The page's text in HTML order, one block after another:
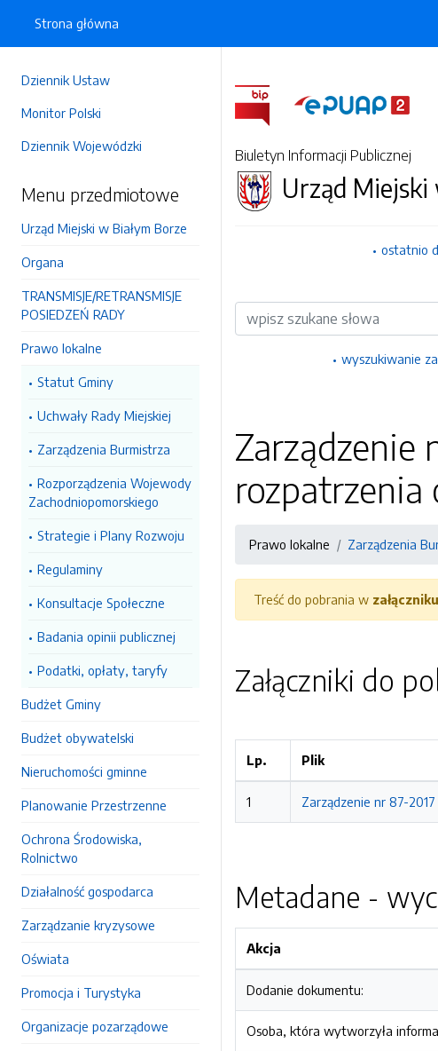
Dziennik Ustaw
Monitor Polski
Dziennik Wojewódzki
Menu przedmiotowe
Urząd Miejski w Białym Borze
Organa
TRANSMISJE/RETRANSMISJE
POSIEDZEŃ RADY
Prawo lokalne
Statut Gminy
Uchwały Rady Miejskiej
Zarządzenia Burmistrza
Rozporządzenia Wojewody
Zachodniopomorskiego
Strategie i Plany Rozwoju
Regulaminy
Konsultacje Społeczne
Badania opinii publicznej
Podatki, opłaty, taryfy
Budżet Gminy
Budżet obywatelski
Nieruchomości gminne
Planowanie Przestrzenne
Ochrona Środowiska,
Rolnictwo
Działalność gospodarca
Zarządzanie kryzysowe
Oświata
Promocja i Turystyka
Organizacje pozarządowe
Strona główna
Biuletyn Informacji Publicznej
Urząd Miejski
ostatnio
Wyszukiwarka
wyszukiwanie
Zarządzenie
rozpatrzenia
Prawo lokalne Zarządzenia
Treść do pobrania w załączniku
Załączniki do
Lp. Plik
1 Zarządzenie nr 87-
Metadane -
Akcja
Dodanie dokumentu:
Osoba, która wytworzyła